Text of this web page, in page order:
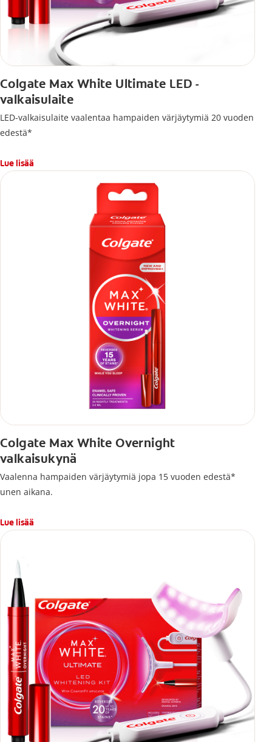
Colgate Max White Ultimate LED -
valkaisulaite
LED-valkaisulaite vaalentaa hampaiden värjäytymiä 20 vuoden
edestä*
Lue lisää
Colgate Max White Overnight
valkaisukynä
Vaalenna hampaiden värjäytymiä jopa 15 vuoden edestä*
unen aikana.
Lue lisää